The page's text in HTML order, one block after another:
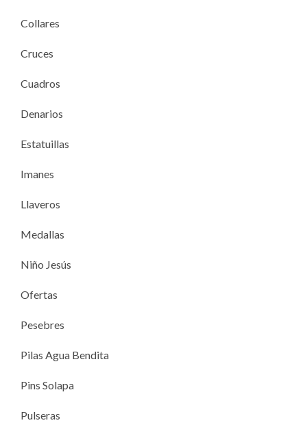
Collares
Cruces
Cuadros
Denarios
Estatuillas
Imanes
Llaveros
Medallas
Niño Jesús
Ofertas
Pesebres
Pilas Agua Bendita
Pins Solapa
Pulseras